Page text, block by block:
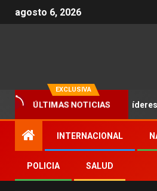
agosto 6, 2026
EXCLUSIVA
ÚLTIMAS NOTICIAS
más de 100 mdd por líderes del
INTERNACIONAL
POLICIA SALUD